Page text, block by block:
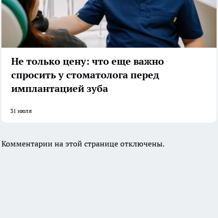
Не только цену: что еще важно
спросить у стоматолога перед
имплантацией зуба
31 июля
Комментарии на этой странице отключены.